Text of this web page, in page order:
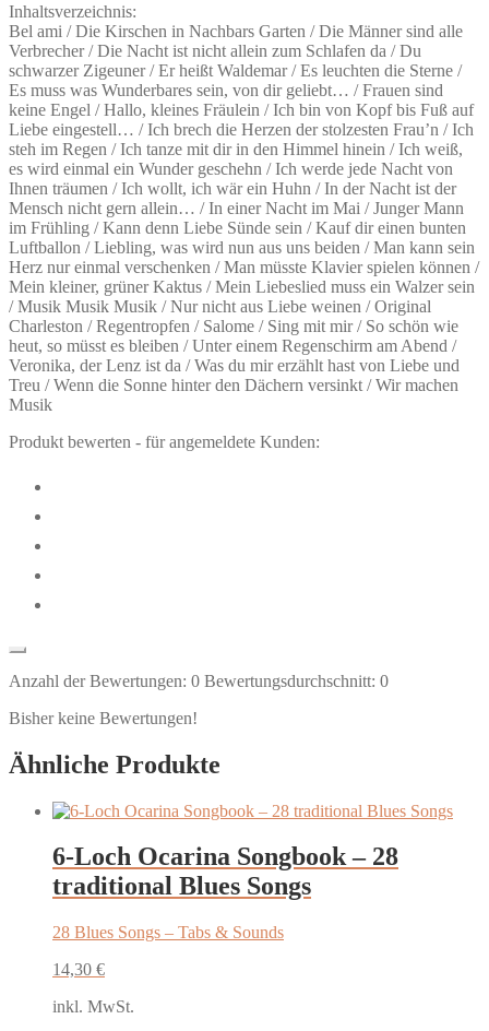
Inhaltsverzeichnis:
Bel ami / Die Kirschen in Nachbars Garten / Die Männer sind alle
Verbrecher / Die Nacht ist nicht allein zum Schlafen da / Du
schwarzer Zigeuner / Er heißt Waldemar / Es leuchten die Sterne /
Es muss was Wunderbares sein, von dir geliebt… / Frauen sind
keine Engel / Hallo, kleines Fräulein / Ich bin von Kopf bis Fuß auf
Liebe eingestell… / Ich brech die Herzen der stolzesten Frau’n / Ich
steh im Regen / Ich tanze mit dir in den Himmel hinein / Ich weiß,
es wird einmal ein Wunder geschehn / Ich werde jede Nacht von
Ihnen träumen / Ich wollt, ich wär ein Huhn / In der Nacht ist der
Mensch nicht gern allein… / In einer Nacht im Mai / Junger Mann
im Frühling / Kann denn Liebe Sünde sein / Kauf dir einen bunten
Luftballon / Liebling, was wird nun aus uns beiden / Man kann sein
Herz nur einmal verschenken / Man müsste Klavier spielen können /
Mein kleiner, grüner Kaktus / Mein Liebeslied muss ein Walzer sein
/ Musik Musik Musik / Nur nicht aus Liebe weinen / Original
Charleston / Regentropfen / Salome / Sing mit mir / So schön wie
heut, so müsst es bleiben / Unter einem Regenschirm am Abend /
Veronika, der Lenz ist da / Was du mir erzählt hast von Liebe und
Treu / Wenn die Sonne hinter den Dächern versinkt / Wir machen
Musik
Produkt bewerten - für angemeldete Kunden:
Anzahl der Bewertungen: 0 Bewertungsdurchschnitt: 0
Bisher keine Bewertungen!
Ähnliche Produkte
6-Loch Ocarina Songbook – 28
traditional Blues Songs
28 Blues Songs – Tabs & Sounds
14,30 €
inkl. MwSt.